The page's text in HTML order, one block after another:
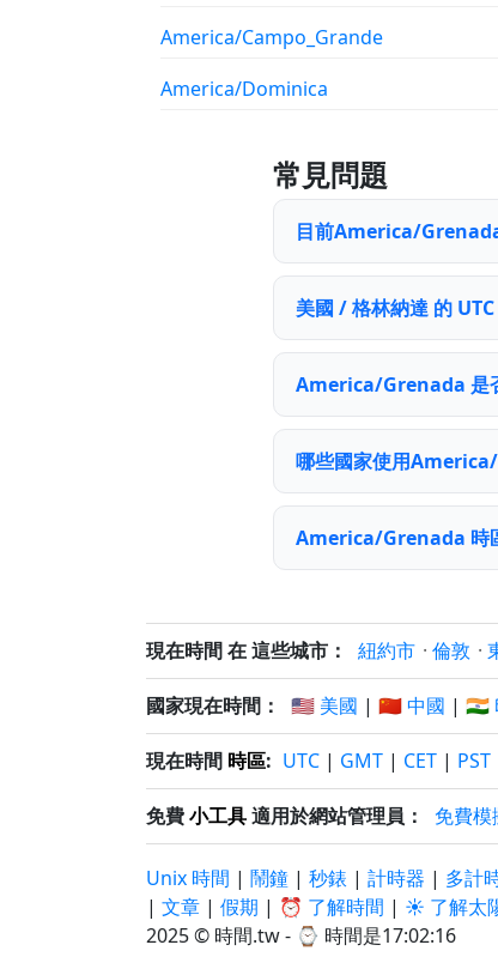
America/Campo_Grande
America/Dominica
常見問題
目前America/
美國 / 格林納達 的
America/Grenada 是
哪些國家使用
America/Grenada 時
現在時間 在 這些城市： 紐約市 · 倫敦 ·
國家現在時間： 🇺🇸 美國 | 🇨🇳 中國 | 🇮🇳
現在時間 時區: UTC | GMT | CET | PST
免費小工具適用於網站管理員： 免費
Unix 時間 | 鬧鐘 | 秒錶 | 計時器 | 多計
| 文章 | 假期 | ⏰ 了解時間 | ☀️ 了解太
2025 © 時間.tw - ⌚ 時間是17:02:16